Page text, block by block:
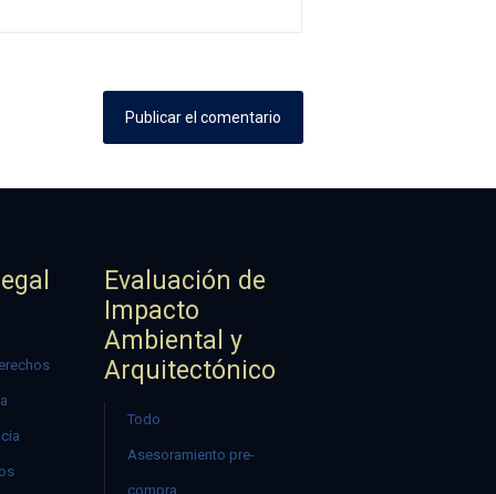
Evaluación de
Impacto
Ambiental y
Arquitectónico
Todo
Asesoramiento pre-
compra